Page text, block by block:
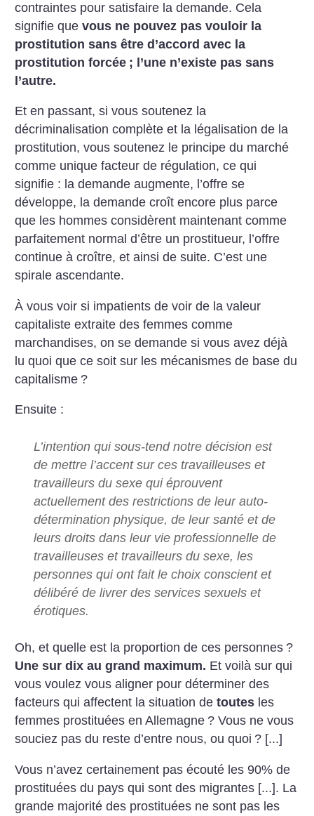
contraintes pour satisfaire la demande. Cela
signifie quevous ne pouvez pas vouloir la
prostitution sans être d’accord avec la
prostitution forcée ; l’une n’existe pas sans
l’autre.
Et en passant, si vous soutenez la
décriminalisation complète et la légalisation de la
prostitution, vous soutenez le principe du marché
comme unique facteur de régulation, ce qui
signifie : la demande augmente, l’offre se
développe, la demande croît encore plus parce
que les hommes considèrent maintenant comme
parfaitement normal d’être un prostitueur, l’offre
continue à croître, et ainsi de suite. C’est une
spirale ascendante.
À vous voir si impatients de voir de la valeur
capitaliste extraite des femmes comme
marchandises, on se demande si vous avez déjà
lu quoi que ce soit sur les mécanismes de base du
capitalisme ?
Ensuite :
L’intention qui sous-tend notre décision est
de mettre l’accent sur ces travailleuses et
travailleurs du sexe qui éprouvent
actuellement des restrictions de leur auto-
détermination physique, de leur santé et de
leurs droits dans leur vie professionnelle de
travailleuses et travailleurs du sexe, les
personnes qui ont fait le choix conscient et
délibéré de livrer des services sexuels et
érotiques.
Oh, et quelle est la proportion de ces personnes ?
Une sur dix au grand maximum. Et voilà sur qui
vous voulez vous aligner pour déterminer des
facteurs qui affectent la situation detoutes les
femmes prostituées en Allemagne ? Vous ne vous
souciez pas du reste d’entre nous, ou quoi ? [...]
Vous n’avez certainement pas écouté les 90% de
prostituées du pays qui sont des migrantes [...]. La
grande majorité des prostituées ne sont pas les